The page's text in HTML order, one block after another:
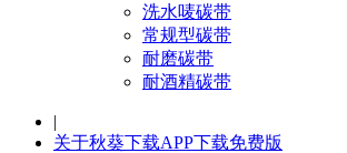
洗水唛碳带
常规型碳带
耐磨碳带
耐酒精碳带
|
关于秋葵下载APP下载免费版